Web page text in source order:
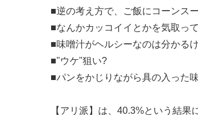
■逆の考え方で、ご飯にコーンス
■なんかカッコイイとかを気取っ
■味噌汁がヘルシーなのは分かる
■"ウケ"狙い?
■パンをかじりながら具の入った
【アリ派】は、40.3%という結